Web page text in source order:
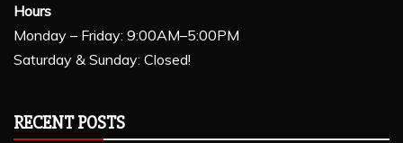
Hours
Monday – Friday: 9:00AM–5:00PM
Saturday & Sunday: Closed!
RECENT POSTS